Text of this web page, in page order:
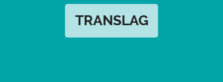
TRANSLAG